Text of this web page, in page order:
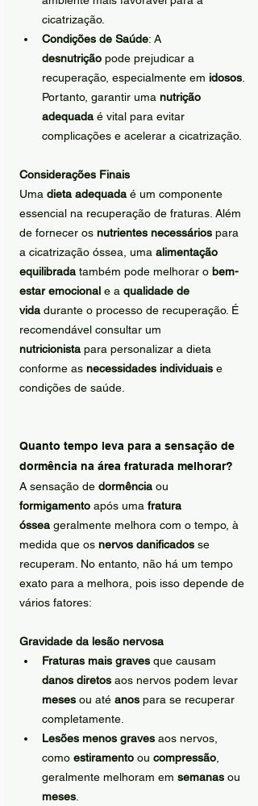
cicatrização.
Condições de Saúde: A
desnutrição pode prejudicar a
recuperação, especialmente em idosos.
Portanto, garantir uma nutrição
adequada é vital para evitar
complicações e acelerar a cicatrização.
Considerações Finais
Uma dieta adequada é um componente
essencial na recuperação de fraturas. Além
de fornecer os nutrientes necessários para
a cicatrização óssea, uma alimentação
equilibrada também pode melhorar o bem-
estar emocional e a qualidade de
vida durante o processo de recuperação. É
recomendável consultar um
nutricionista para personalizar a dieta
conforme as necessidades individuais e
condições de saúde.
Quanto tempo leva para a sensação de
dormência na área fraturada melhorar?
A sensação de dormência ou
formigamento após uma fratura
óssea geralmente melhora com o tempo, à
medida que os nervos danificados se
recuperam. No entanto, não há um tempo
exato para a melhora, pois isso depende de
vários fatores:
Gravidade da lesão nervosa
Fraturas mais graves que causam
danos diretos aos nervos podem levar
meses ou até anos para se recuperar
completamente.
Lesões menos graves aos nervos,
como estiramento ou compressão,
geralmente melhoram em semanas ou
meses.